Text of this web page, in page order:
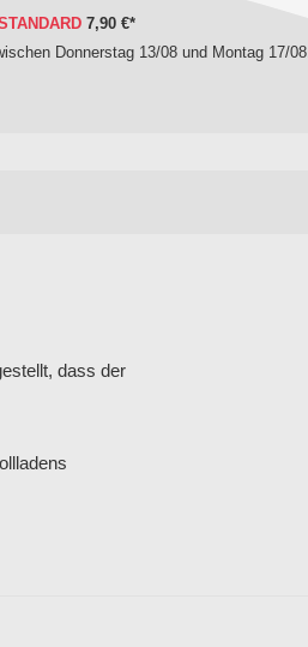
7,90 €*
Donnerstag 13/08 und Montag 17/08
dass der